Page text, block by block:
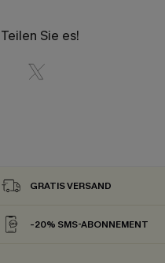
Sie es!
GRATIS VERSAND
-20% SMS-ABONNEMENT